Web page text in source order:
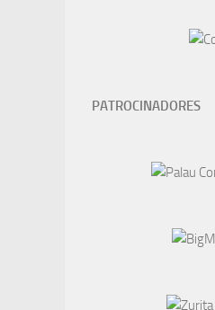
PATROCINADORES